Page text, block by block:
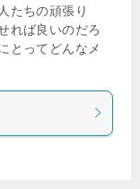
たちの頑張り
れば良いのだろ
とってどんなメ